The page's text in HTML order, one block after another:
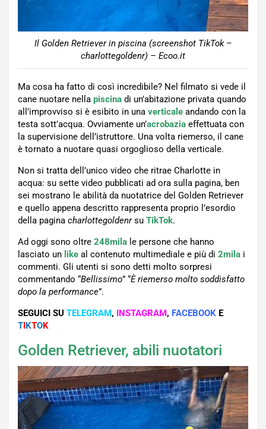
Il Golden Retriever in piscina (screenshot TikTok –
charlottegoldenr) – Ecoo.it
Ma cosa ha fatto di così incredibile? Nel filmato si vede il
cane nuotare nella piscina di un’abitazione privata quando
all’improvviso si è esibito in una verticale andando con la
testa sott’acqua. Ovviamente un’acrobazia effettuata con
la supervisione dell’istruttore. Una volta riemerso, il cane
è tornato a nuotare quasi orgoglioso della verticale.
Non si tratta dell’unico video che ritrae Charlotte in
acqua: su sette video pubblicati ad ora sulla pagina, ben
sei mostrano le abilità da nuotatrice del Golden Retriever
e quello appena descritto rappresenta proprio l’esordio
della pagina charlottegoldenrsu TikTok.
Ad oggi sono oltre 248mila le persone che hanno
lasciato un like al contenuto multimediale e più di 2mila i
commenti. Gli utenti si sono detti molto sorpresi
commentando “Bellissimo” “È riemerso molto soddisfatto
dopo la performance”.
SEGUICI SU TELEGRAM, INSTAGRAM, FACEBOOK E
TIKTOK
Golden Retriever, abili nuotatori